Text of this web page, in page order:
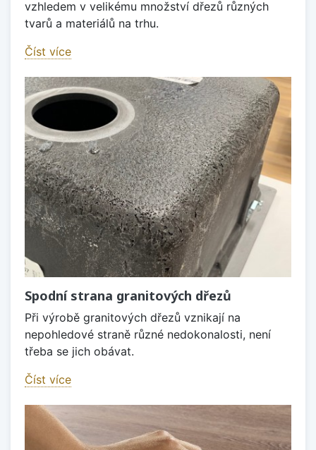
vzhledem v velikému množství dřezů různých
tvarů a materiálů na trhu.
Číst více
Spodní strana granitových dřezů
Při výrobě granitových dřezů vznikají na
nepohledové straně různé nedokonalosti, není
třeba se jich obávat.
Číst více